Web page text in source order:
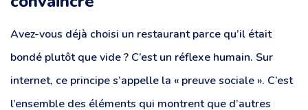
Avez-vous déjà choisi un restaurant parce qu’il était
bondé plutôt que vide ? C’est un réflexe humain. Sur
internet, ce principe s’appelle la « preuve sociale ». C’est
l’ensemble des éléments qui montrent que d’autres